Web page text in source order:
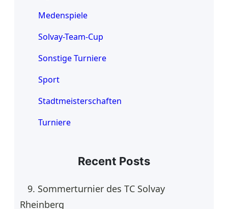
Medenspiele
Solvay-Team-Cup
Sonstige Turniere
Sport
Stadtmeisterschaften
Turniere
Recent Posts
9. Sommerturnier des TC Solvay
Rheinberg